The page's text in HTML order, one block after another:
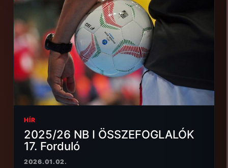
HÍR
2025/26 NB I ÖSSZEFOGLALÓK
17. Forduló
2026.01.02.